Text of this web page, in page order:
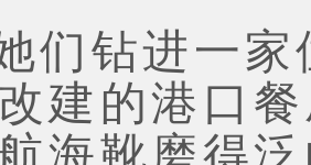
进一家位
建的港口
海靴磨得